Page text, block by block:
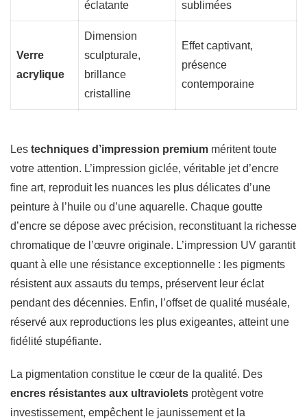
éclatante
sublimées
Verre
acrylique
Dimension
sculpturale,
brillance
cristalline
Effet captivant,
présence
contemporaine
Les techniques d’impression premium méritent toute
votre attention. L’impression giclée, véritable jet d’encre
fine art, reproduit les nuances les plus délicates d’une
peinture à l’huile ou d’une aquarelle. Chaque goutte
d’encre se dépose avec précision, reconstituant la richesse
chromatique de l’œuvre originale. L’impression UV garantit
quant à elle une résistance exceptionnelle : les pigments
résistent aux assauts du temps, préservent leur éclat
pendant des décennies. Enfin, l’offset de qualité muséale,
réservé aux reproductions les plus exigeantes, atteint une
fidélité stupéfiante.
La pigmentation constitue le cœur de la qualité. Des
encres résistantes aux ultraviolets protègent votre
investissement, empêchent le jaunissement et la